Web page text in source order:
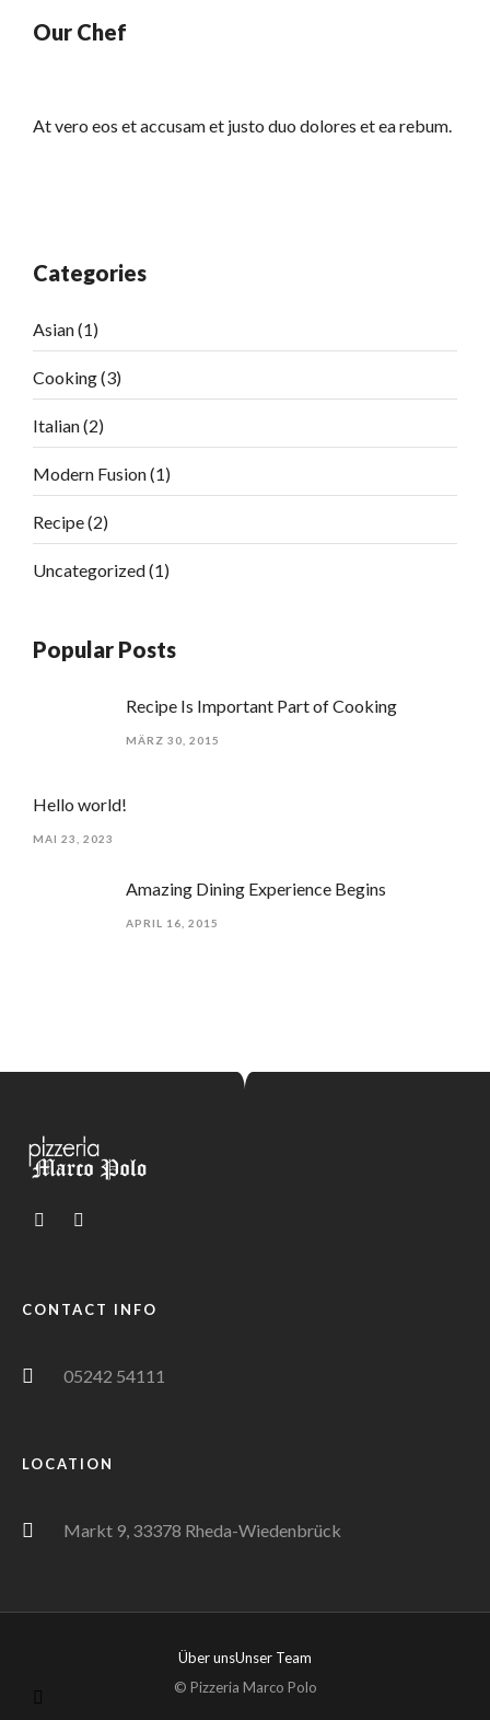
Our Chef
At vero eos et accusam et justo duo dolores et ea rebum.
Categories
Asian(1)
Cooking(3)
Italian(2)
Modern Fusion(1)
Recipe(2)
Uncategorized(1)
Popular Posts
Recipe Is Important Part of Cooking
MÄRZ 30, 2015
Hello world!
MAI 23, 2023
Amazing Dining Experience Begins
APRIL 16, 2015
CONTACT INFO
05242 54111
LOCATION
Markt 9, 33378 Rheda-Wiedenbrück
© Pizzeria Marco Polo
Über unsUnser Team